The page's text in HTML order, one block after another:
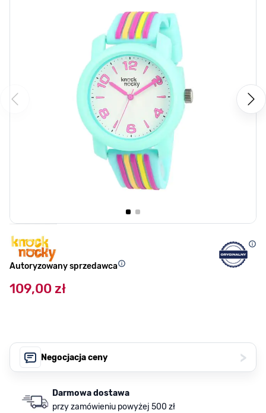
Autoryzowany sprzedawca
109,00 zł
Negocjacja ceny >
Darmowa dostawa
przy zamówieniu powyżej 500 zł